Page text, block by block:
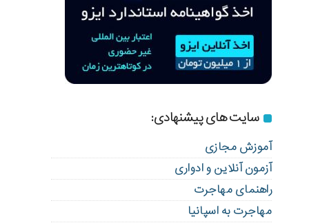
سایت های پیشنهادی:
آموزش مجازی
آزمون آنلاین و ادواری
راهنمای مهاجرت
مهاجرت به اسپانیا